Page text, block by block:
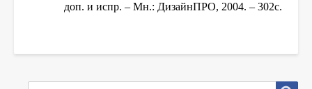
доп. и испр. – Мн.: ДизайнПРО, 2004. – 302с.